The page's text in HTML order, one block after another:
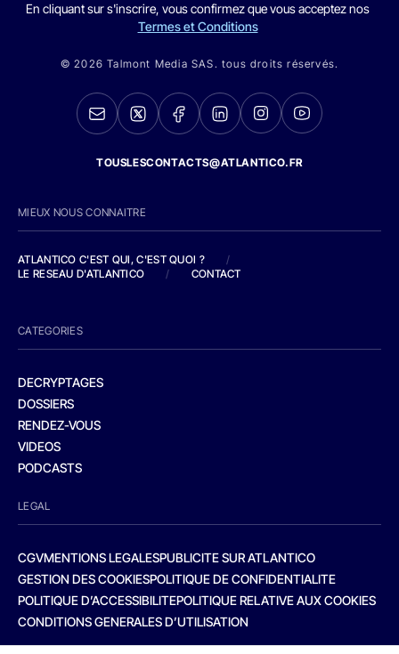
En cliquant sur s'inscrire, vous confirmez que vous acceptez nos
Termes et Conditions
© 2026 Talmont Media SAS. tous droits réservés.
TOUSLESCONTACTS@ATLANTICO.FR
MIEUX NOUS CONNAITRE
ATLANTICO C'EST QUI, C'EST QUOI ?
/
LE RESEAU D'ATLANTICO
/ CONTACT
CATEGORIES
DECRYPTAGES
DOSSIERS
RENDEZ-VOUS
VIDEOS
PODCASTS
LEGAL
CGVMENTIONS LEGALESPUBLICITE SUR ATLANTICO
GESTION DES COOKIESPOLITIQUE DE CONFIDENTIALITE
POLITIQUE D’ACCESSIBILITEPOLITIQUE RELATIVE AUX COOKIES
CONDITIONS GENERALES D’UTILISATION